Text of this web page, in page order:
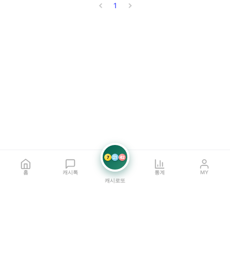
1
홈 캐시톡
7 21 42
캐시로또
통계 MY